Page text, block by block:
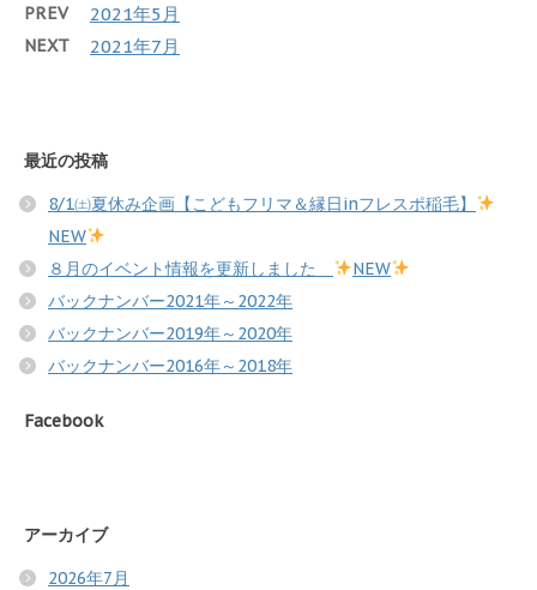
PREV 2021年5月
NEXT 2021年7月
最近の投稿
8/1㈯夏休み企画【こどもフリマ＆縁日inフレスポ稲毛】
NEW
８月のイベント情報を更新しました
NEW
バックナンバー2021年～2022年
バックナンバー2019年～2020年
バックナンバー2016年～2018年
Facebook
アーカイブ
2026年7月